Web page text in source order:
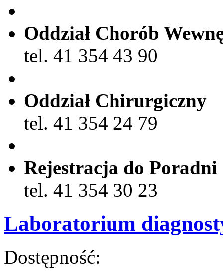
Oddział Chorób
tel. 41 354 43 90
Oddział Chirurgiczny
tel. 41 354 24 79
Rejestracja do Poradni
tel. 41 354 30 23
Laboratorium
Dostępność: